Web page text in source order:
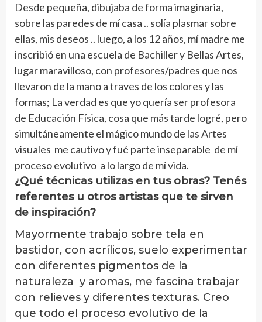
Desde pequeña, dibujaba de forma imaginaria,
sobre las paredes de mí casa .. solía plasmar sobre
ellas, mis deseos .. luego, a los 12 años, mí madre me
inscribió en una escuela de Bachiller y Bellas Artes,
lugar maravilloso, con profesores/padres que nos
llevaron de la mano a traves de los colores y las
formas; La verdad es que yo quería ser profesora
de Educación Física, cosa que más tarde logré, pero
simultáneamente el mágico mundo de las Artes
visuales me cautivo y fué parte inseparable de mí
proceso evolutivo a lo largo de mí vida.
¿Qué técnicas utilizas en tus obras? Tenés
referentes u otros artistas que te sirven
de inspiración?
Mayormente trabajo sobre tela en
bastidor, con acrílicos, suelo experimentar
con diferentes pigmentos de la
naturaleza y aromas, me fascina trabajar
con relieves y diferentes texturas. Creo
que todo el proceso evolutivo de la